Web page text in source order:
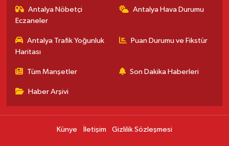
Antalya Nöbetçi
Eczaneler
Antalya Hava Durumu
Antalya Trafik Yoğunluk
Haritası
Puan Durumu ve Fikstür
Tüm Manşetler Son Dakika Haberleri
Haber Arşivi
Künye İletişim Gizlilik Sözleşmesi